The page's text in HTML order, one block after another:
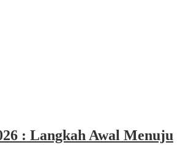
: Langkah Awal Menuju